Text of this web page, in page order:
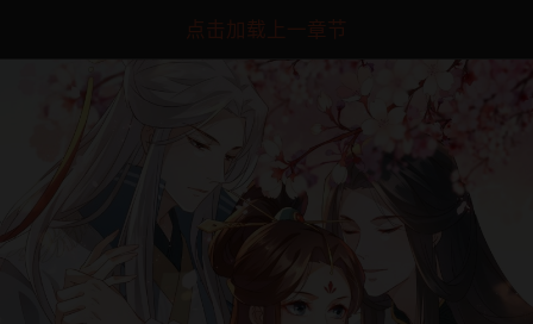
点击加载上一章节